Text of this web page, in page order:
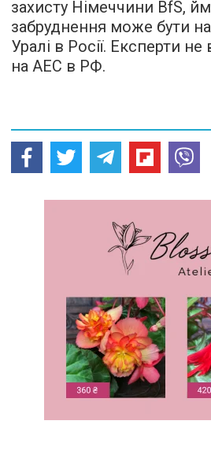
захисту Німеччини BfS,
забруднення може бути
Уралі в Росії. Експерти
на АЕС в РФ.